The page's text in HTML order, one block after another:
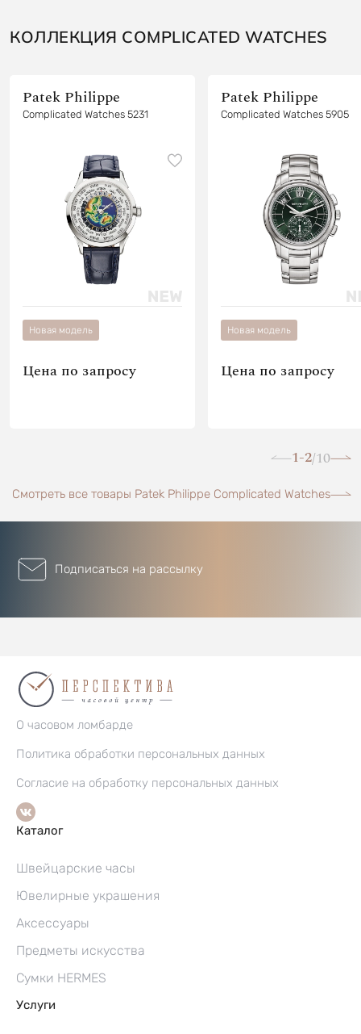
КОЛЛЕКЦИЯ COMPLICATED WATCHES
Patek Philippe
Complicated Watches 5231
Новая модель
Цена по запросу
Patek Philippe
Complicated Watches 5905
Новая модель
Цена по запросу
1-2/10
Смотреть все товары Patek Philippe Complicated Watches
Подписаться на рассылку
О часовом ломбарде
Политика обработки персональных данных
Согласие на обработку персональных данных
Каталог
Швейцарские часы
Ювелирные украшения
Аксессуары
Предметы искусства
Сумки HERMES
Услуги